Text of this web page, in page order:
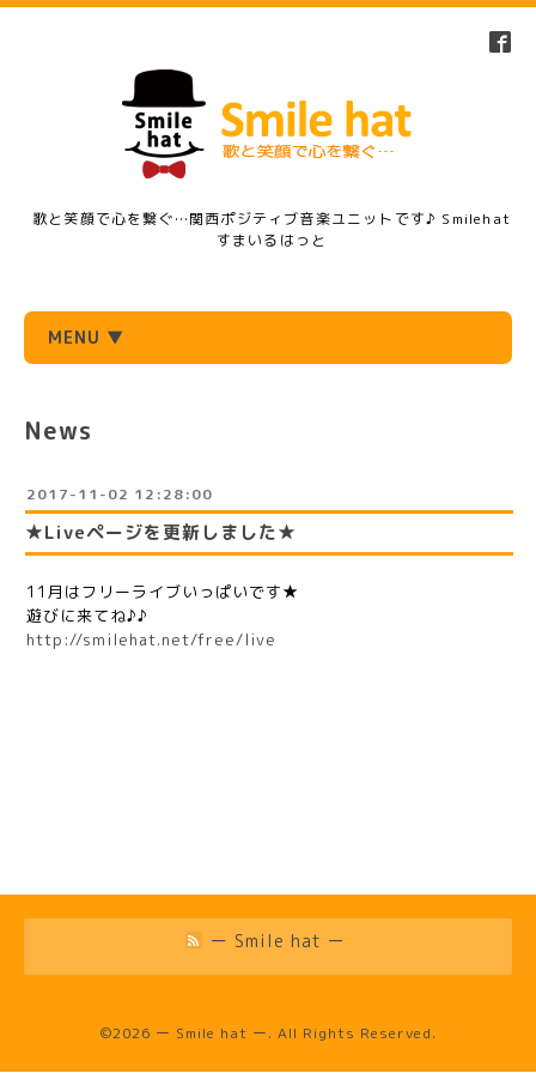
歌と笑顔で心を繋ぐ…関西ポジティブ音楽ユニットです♪ Smilehat
すまいるはっと
MENU ▼
News
2017-11-02 12:28:00
★Liveページを更新しました★
11月はフリーライブいっぱいです★
遊びに来てね♪♪
http://smilehat.net/free/live
ー Smile hat ー
©2026 ー Smile hat ー. All Rights Reserved.